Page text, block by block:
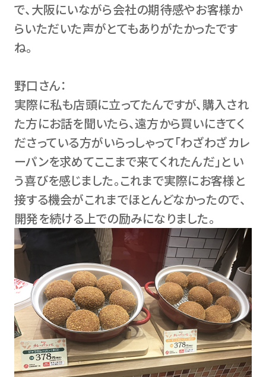
で、大阪にいながら会社の期待感やお客様か
らいただいた声がとてもありがたかったです
ね。
野口さん：
実際に私も店頭に立ってたんですが、購入され
た方にお話を聞いたら、遠方から買いにきてく
ださっている方がいらっしゃって「わざわざカレ
ーパンを求めてここまで来てくれたんだ」とい
う喜びを感じました。これまで実際にお客様と
接する機会がこれまでほとんどなかったので、
開発を続ける上での励みになりました。